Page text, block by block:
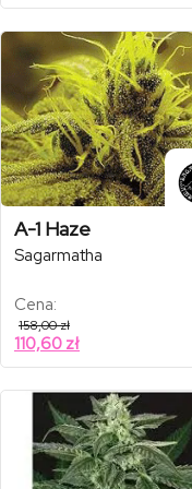
180,00 zł
360,00 zł
do
A-1 Haze
Sagarmatha
Cena:
158,00zł
110,60 zł